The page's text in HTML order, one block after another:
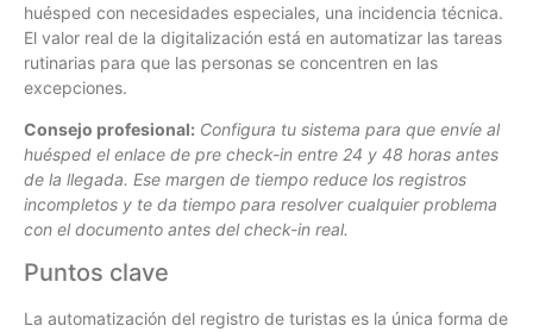
huésped con necesidades especiales, una incidencia técnica.
El valor real de la digitalización está en automatizar las tareas
rutinarias para que las personas se concentren en las
excepciones.
Consejo profesional: Configura tu sistema para que envíe al
huésped el enlace de pre check-in entre 24 y 48 horas antes
de la llegada. Ese margen de tiempo reduce los registros
incompletos y te da tiempo para resolver cualquier problema
con el documento antes del check-in real.
Puntos clave
La automatización del registro de turistas es la única forma de